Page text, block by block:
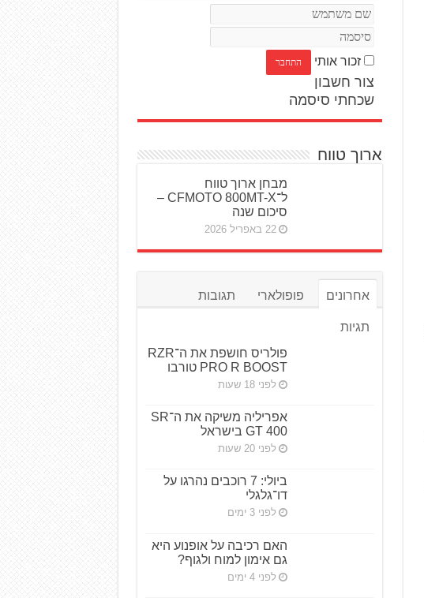
זכור אותי
צור חשבון
שכחתי סיסמה
ארוך טווח
מבחן ארוך טווח
ל־CFMOTO 800MT-X –
סיכום שנה
22 באפריל 2026
אחרונים פופולארי תגובות
תגיות
פולריס חושפת את ה־RZR
PRO R BOOST טורבו
לפני 18 שעות
אפריליה משיקה את ה־SR
GT 400 בישראל
לפני 20 שעות
ביולי: 7 רוכבים נהרגו על
דו־גלגלי
לפני 3 ימים
האם רכיבה על אופנוע היא
גם אימון למוח ולגוף?
לפני 4 ימים